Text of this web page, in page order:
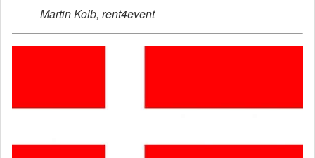
Martin Kolb, rent4event